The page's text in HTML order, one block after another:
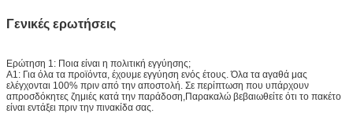
Γενικές ερωτήσεις
Ερώτηση 1: Ποια είναι η πολιτική εγγύησης;
Α1: Για όλα τα προϊόντα, έχουμε εγγύηση ενός έτους. Όλα τα αγαθά μας
ελέγχονται 100% πριν από την αποστολή. Σε περίπτωση που υπάρχουν
απροσδόκητες ζημιές κατά την παράδοση,Παρακαλώ βεβαιωθείτε ότι το πακέτο
είναι εντάξει πριν την πινακίδα σας.